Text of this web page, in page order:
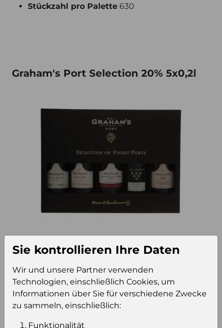
Stückzahl pro Palette 630
Graham's Port Selection 20% 5x0,2l
Graham's Port Selection 20% 5x0,2l
15340
Zusätzliche Information
Verkaufseinheit (VE) Kt8
Verkaufseinheit pro Palette
Sie kontrollieren Ihre Daten
Wir und unsere Partner verwenden
Technologien, einschließlich Cookies, um
Informationen über Sie für verschiedene Zwecke
zu sammeln, einschließlich:
Funktionalität